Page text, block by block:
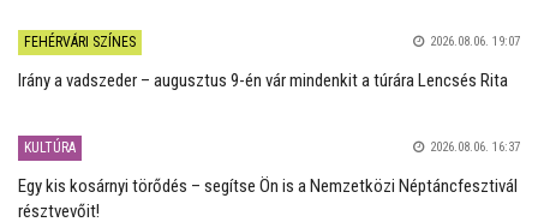
FEHÉRVÁRI SZÍNES 2026.08.06. 19:07
Irány a vadszeder – augusztus 9-én vár mindenkit a túrára Lencsés Rita
KULTÚRA 2026.08.06. 16:37
Egy kis kosárnyi törődés – segítse Ön is a Nemzetközi Néptáncfesztivál
résztvevőit!